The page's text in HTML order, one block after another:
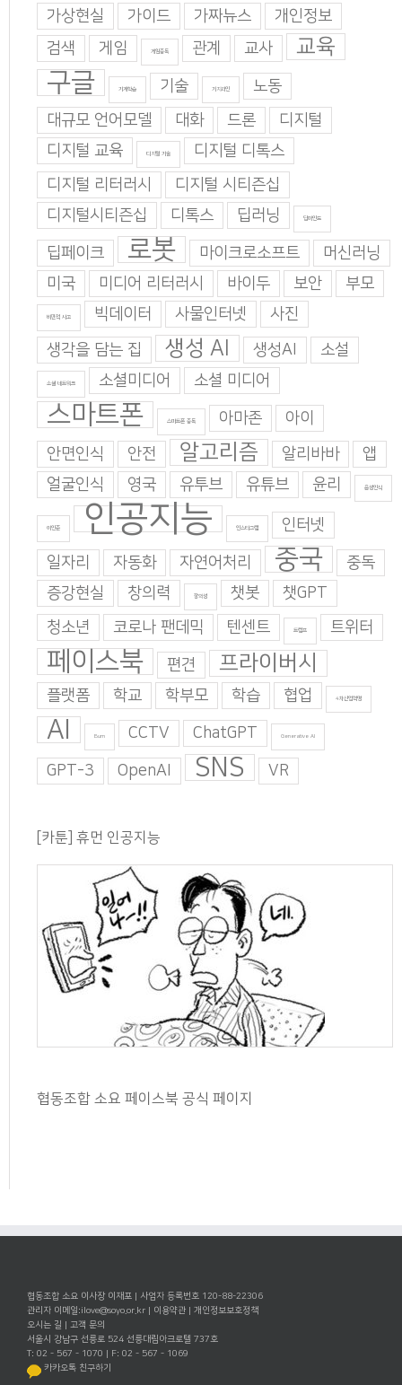
가상현실 가이드 가짜뉴스
개인정보
검색
게임 게임중독 관계 교사 교육
구글 기계학습 기술 기지과인
노동
대규모 언어모델
대화 드론
디지털
디지털 교육
디지털 기술
디지털 디톡스
디지털 리터러시
디지털 시티즌십
디지털시티즌십
디톡스 딥러닝 딥마인드
딥페이크 로봇 마이크로소프트
머신러닝
미국
미디어 리터러시 바이두 보안 부모
비판적 사고 빅데이터 사물인터넷
사진
생각을 담는 집
생성 AI 생성AI 소설
소셜 네트워크 소셜미디어 소셜 미디어
스마트폰 스마트폰 중독 아마존
아이
안면인식
안전 알고리즘 알리바바
앱
얼굴인식
영국 유투브 유튜브 윤리 음성인식
이인준 인공지능 인스타그램 인터넷
일자리 자동화 자연어처리 중국
중독
증강현실
창의력 창의성 챗봇
챗GPT
청소년
코로나 팬데믹 텐센트 트럼프 트위터
페이스북 편견 프라이버시
플랫폼 학교 학부모 학습 협업 4차산업혁명
AI Burn CCTV ChatGPT Generative AI
GPT-3 OpenAI SNS VR
[카툰] 휴먼 인공지능
협동조합 소요 페이스북 공식 페이지
협동조합 소요 이사장 이재포 | 사업자 등록번호 120-88-22306
관리자 이메일:ilove@soyo.or.kr | 이용약관 | 개인정보보호정책
오시는 길 | 고객 문의
서울시 강남구 선릉로 524 선릉대림아크로텔 737호
T: 02 - 567 - 1070 | F: 02 - 567 - 1069
카카오톡 친구하기